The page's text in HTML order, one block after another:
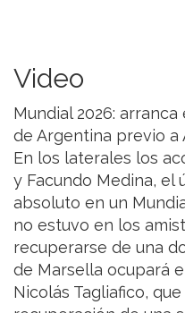
Video
Mundial 2026:
de Argentina previo a
En los laterales los
y Facundo Medina, el
absoluto en un
no estuvo en los
recuperarse de una
de Marsella ocupará
Nicolás Tagliafico,